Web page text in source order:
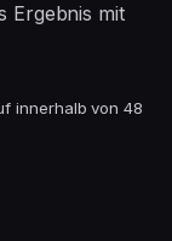
Ergebnis mit
innerhalb von 48